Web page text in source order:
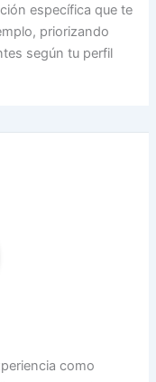
específica que te
priorizando
según tu perfil
como